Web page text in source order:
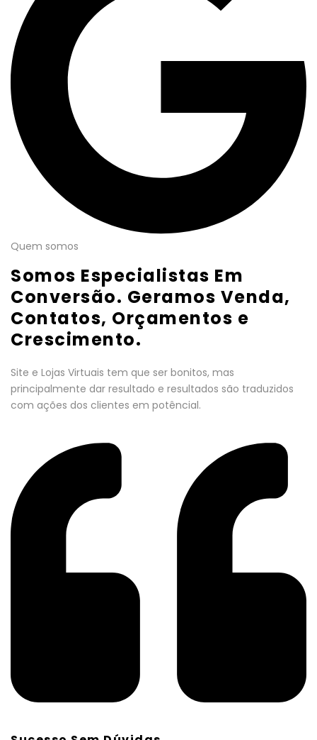
Quem somos
Somos Especialistas Em
Conversão. Geramos Venda,
Contatos, Orçamentos e
Crescimento.
Site e Lojas Virtuais tem que ser bonitos, mas
principalmente dar resultado e resultados são traduzidos
com ações dos clientes em potêncial.